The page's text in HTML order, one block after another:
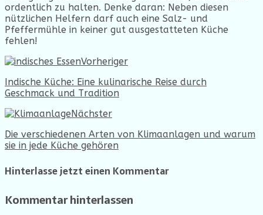
ordentlich zu halten. Denke daran: Neben diesen
nützlichen Helfern darf auch eine Salz- und
Pfeffermühle in keiner gut ausgestatteten Küche
fehlen!
Vorheriger
Indische Küche: Eine kulinarische Reise durch
Geschmack und Tradition
Nächster
Die verschiedenen Arten von Klimaanlagen und warum
sie in jede Küche gehören
Hinterlasse jetzt einen Kommentar
Kommentar hinterlassen